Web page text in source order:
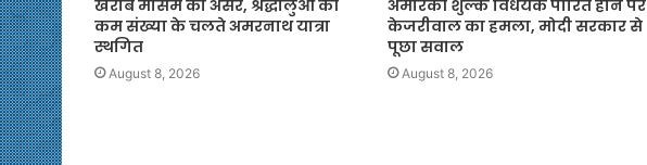
खराब मौसम का असर, श्रद्धालुओं की
कम संख्या के चलते अमरनाथ यात्रा
स्थगित
August 8, 2026
अमेरिकी शुल्क विधेयक पारित होने पर
केजरीवाल का हमला, मोदी सरकार से
पूछा सवाल
August 8, 2026